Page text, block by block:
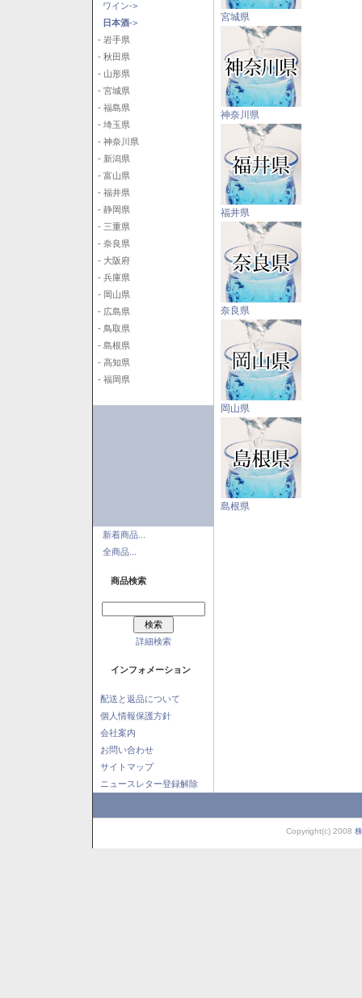
ワイン->
日本酒->
- 岩手県
- 秋田県
- 山形県
- 宮城県
- 福島県
- 埼玉県
- 神奈川県
- 新潟県
- 富山県
- 福井県
- 静岡県
- 三重県
- 奈良県
- 大阪府
- 兵庫県
- 岡山県
- 広島県
- 鳥取県
- 島根県
- 高知県
- 福岡県
新着商品...
全商品...
商品検索
詳細検索
インフォメーション
配送と返品について
個人情報保護方針
会社案内
お問い合わせ
サイトマップ
ニュースレター登録解除
宮城県
神奈川県
福井県
奈良県
岡山県
島根県
Copyright(c) 2008